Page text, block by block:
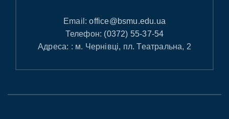
Email:office@bsmu.edu.ua
Телефон: (0372) 55-37-54
Адреса: : м. Чернівці, пл. Театральна, 2